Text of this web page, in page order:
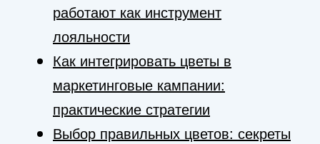
работают как инструмент
лояльности
Как интегрировать цветы в
маркетинговые кампании:
практические стратегии
Выбор правильных цветов: секреты